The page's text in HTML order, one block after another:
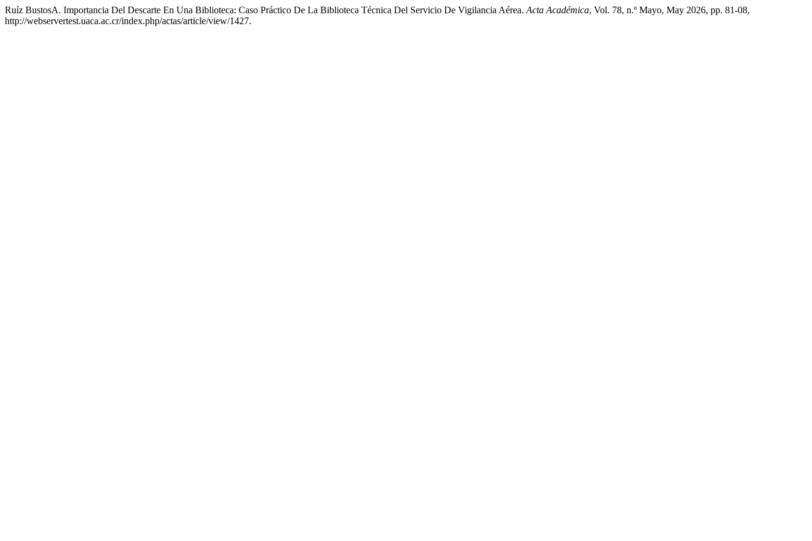
Ruíz BustosA. Importancia Del Descarte En Una Biblioteca: Caso Práctico De La Biblioteca Técnica Del Servicio De Vigilancia Aérea. Acta Académica, Vol. 78, n.º Mayo, May 2026, pp. 81-08,
http://webservertest.uaca.ac.cr/index.php/actas/article/view/1427.